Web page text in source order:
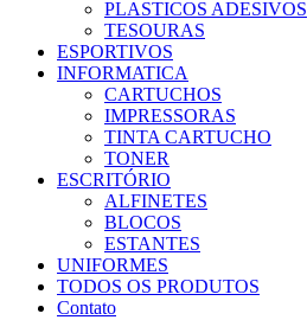
PLASTICOS ADESIVOS
TESOURAS
ESPORTIVOS
INFORMATICA
CARTUCHOS
IMPRESSORAS
TINTA CARTUCHO
TONER
ESCRITÓRIO
ALFINETES
BLOCOS
ESTANTES
UNIFORMES
TODOS OS PRODUTOS
Contato